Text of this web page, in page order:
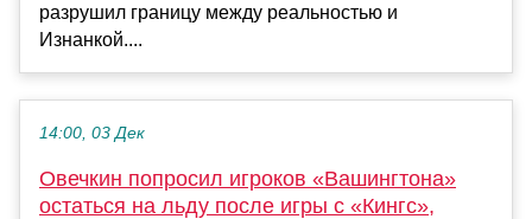
разрушил границу между реальностью и
Изнанкой....
14:00, 03 Дек
Овечкин попросил игроков «Вашингтона»
остаться на льду после игры с «Кингс»,